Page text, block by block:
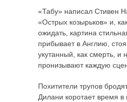
«Табу» написал Стивен
«Острых козырьков» и,
ожидать, картина
прибывает в Англию,
укутанный, как смерть, и
пронизывают каждую
Похитители трупов
Дилани коротает время в